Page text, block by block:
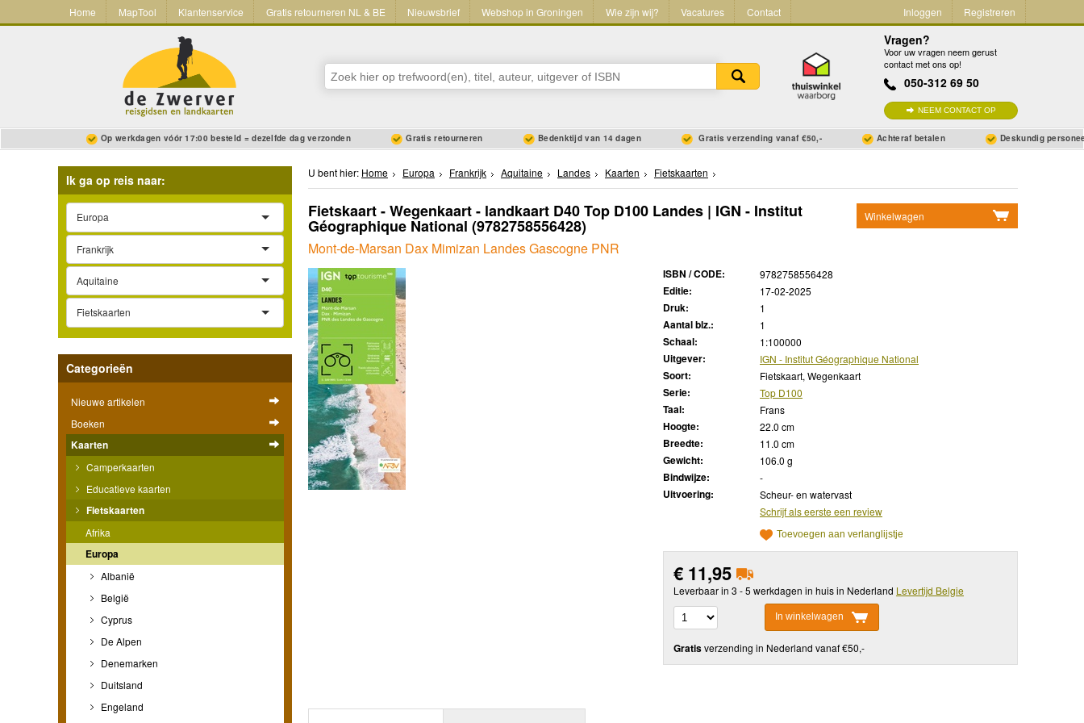
Home MapTool Klantenservice Gratis retourneren NL & BE Nieuwsbrief Webshop in Groningen Wie zijn wij? Vacatures Contact Inloggen Registreren
Vragen?
Voor uw vragen neem gerust
contact met ons op!
050-312 69 50
NEEM CONTACT OP
Op werkdagen vóór 17:00 besteld = dezelfde dag verzonden Gratis retourneren Bedenktijd van 14 dagen Gratis verzending vanaf €50,- Achteraf betalen Deskundig
Ik ga op reis naar:
Europa
Frankrijk
Aquitaine
Fietskaarten
Categorieën
Nieuwe artikelen
Boeken
Kaarten
Camperkaarten
Educatieve kaarten
Fietskaarten
Afrika
Europa
Albanië
België
Cyprus
De Alpen
Denemarken
Duitsland
Engeland
U bent hier: Home Europa Frankrijk Aquitaine Landes Kaarten Fietskaarten
Winkelwagen
Fietskaart - Wegenkaart - landkaart D40 Top D100 Landes | IGN - Institut
Géographique National (9782758556428)
Mont-de-Marsan Dax Mimizan Landes Gascogne PNR
ISBN / CODE: 9782758556428
Editie: 17-02-2025
Druk: 1
Aantal blz.: 1
Schaal: 1:100000
Uitgever: IGN - Institut Géographique National
Soort: Fietskaart, Wegenkaart
Serie: Top D100
Taal: Frans
Hoogte: 22.0 cm
Breedte: 11.0 cm
Gewicht: 106.0 g
Bindwijze: -
Uitvoering:
Scheur- en watervast
Schrijf als eerste een review
Toevoegen aan verlanglijstje
€ 11,95
Leverbaar in 3 - 5 werkdagen in huis in Nederland Levertijd Belgie
In winkelwagen
Gratisverzending in Nederland vanaf €50,-